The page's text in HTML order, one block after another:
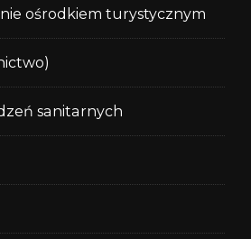
ośrodkiem turystycznym
sanitarnych